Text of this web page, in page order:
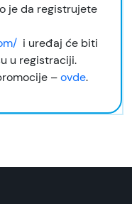
je da registrujete
i uređaj će biti
u registraciji.
–ovde.